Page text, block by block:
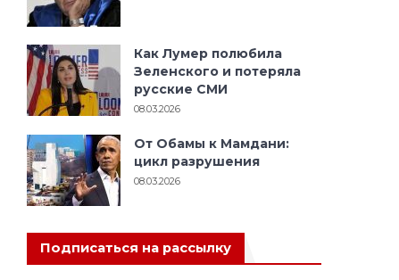
Как Лумер полюбила
Зеленского и потеряла
русские СМИ
08.03.2026
От Обамы к Мамдани:
цикл разрушения
08.03.2026
Подписаться на рассылку